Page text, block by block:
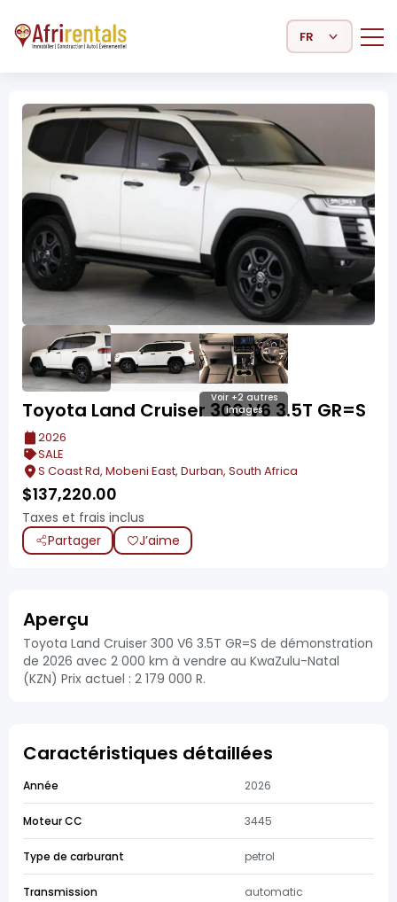
Select Language
Voir +2 autres
images
Toyota Land Cruiser 300 V6 3.5T GR=S
2026
SALE
S Coast Rd, Mobeni East, Durban, South Africa
$137,220.00
Taxes et frais inclus
Partager
J’aime
Aperçu
Toyota Land Cruiser 300 V6 3.5T GR=S de démonstration
de 2026 avec 2 000 km à vendre au KwaZulu-Natal
(KZN) Prix actuel : 2 179 000 R.
Caractéristiques détaillées
Année 2026
Moteur CC 3445
Type de carburant petrol
Transmission automatic